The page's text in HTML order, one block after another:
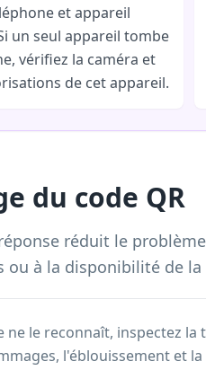
et appareil
un seul appareil tombe
vérifiez la caméra et
de cet appareil.
du code QR
réduit le
ou à la disponibilité de
ne le reconnaît, inspectez
l'éblouissement et